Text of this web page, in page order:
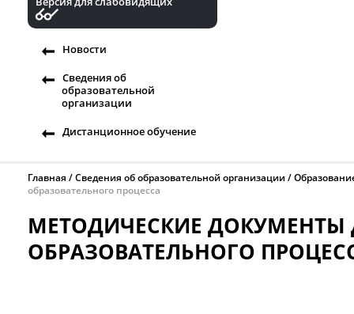
Новости
Сведения об
образовательной
организации
Дистанционное обучение
Главная Сведения об образовательной организации
образовательного процесса
МЕТОДИЧЕСКИЕ ДОКУМЕНТЫ
ОБРАЗОВАТЕЛЬНОГО